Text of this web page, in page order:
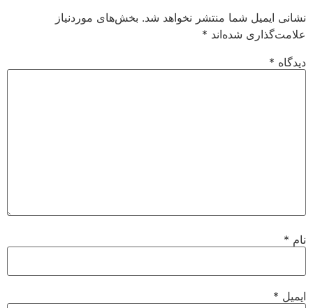
نشانی ایمیل شما منتشر نخواهد شد. بخش‌های موردنیاز
علامت‌گذاری شده‌اند*
دیدگاه*
نام*
ایمیل*